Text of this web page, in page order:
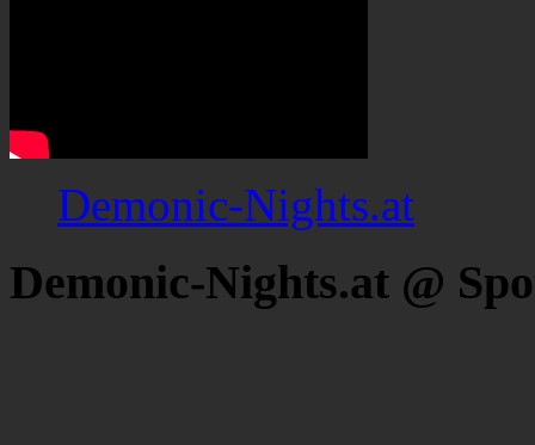
Demonic-Nights.at
Demonic-Nights.at @